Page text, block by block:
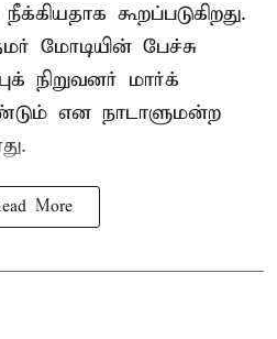
கூறப்படுகிறது.
மோடியின் பேச்சு
நிறுவனர் மார்க்
என நாடாளுமன்ற
More